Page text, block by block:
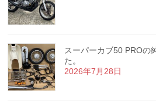
スーパーカブ50 PROの
た。
2026年7月28日